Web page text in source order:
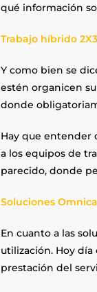
qué información
Trabajo híbrido
Y como bien se
estén organicen
donde
Hay que entender
a los equipos de
parecido, donde
Soluciones
En cuanto a las
utilización. Hoy
prestación del